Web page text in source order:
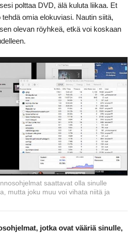
polttaa DVD, älä kuluta liikaa. Et
omia elokuviasi. Nautin siitä,
olevan röyhkeä, etkä voi koskaan
saattavat olla sinulle
mutta joku muu voi vihata niitä ja
jotka ovat vääriä sinulle,